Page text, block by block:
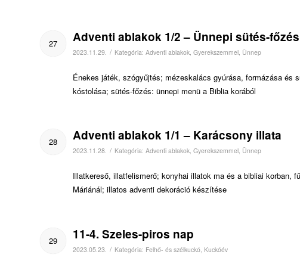
27 Adventi ablakok 1/2 – Ünnepi sütés-főzés
2023.11.29. / Kategória: Adventi ablakok, Gyerekszemmel, Ünnep
Énekes játék, szógyűjtés; mézeskalács gyúrása, formázása
kóstolása; sütés-főzés: ünnepi menü a Biblia korából
28 Adventi ablakok 1/1 – Karácsony illata
2023.11.28. / Kategória: Adventi ablakok, Gyerekszemmel, Ünnep
Illatkereső, illatfelismerő; konyhai illatok ma és a bibliai korban,
Máriánál; illatos adventi dekoráció készítése
29 11-4. Szeles-piros nap
2023.05.23. / Kategória: Felhő- és szélkuckó Kuckóév